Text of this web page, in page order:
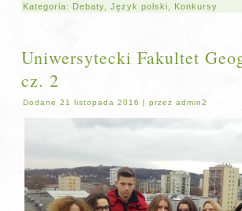
Kategoria: Debaty ,Język polski Konkursy
Uniwersytecki Fakultet
cz. 2
Dodane 21 listopada 2016 |przez admin2